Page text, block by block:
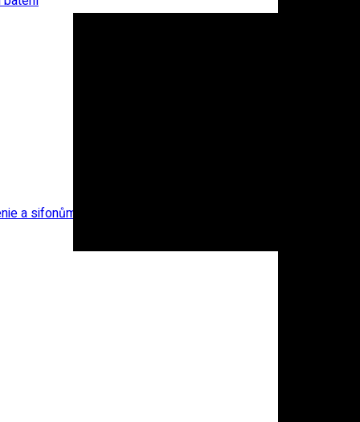
a sifonům